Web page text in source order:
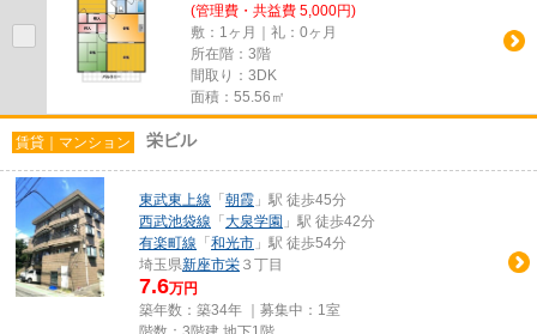
(管理費・共益費 5,000円)
敷：1ヶ月｜礼：0ヶ月
所在階：3階
間取り：3DK
面積：55.56㎡
賃貸｜マンション 栄ビル
東武東上線 「 朝霞 」駅 徒歩45分
西武池袋線 「 大泉学園 」駅 徒歩42分
有楽町線 「 和光市 」駅 徒歩54分
埼玉県新座市栄 ３丁目
7.6万円
築年数：築34年 ｜募集中： 1室